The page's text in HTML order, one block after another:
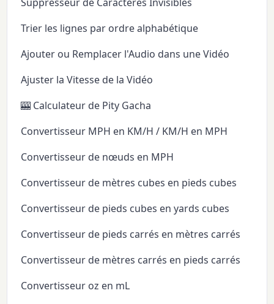
Trier les lignes par ordre alphabétique
Ajouter ou Remplacer l'Audio dans une Vidéo
Ajuster la Vitesse de la Vidéo
🎰 Calculateur de Pity Gacha
Convertisseur MPH en KM/H / KM/H en MPH
Convertisseur de nœuds en MPH
Convertisseur de mètres cubes en pieds cubes
Convertisseur de pieds cubes en yards cubes
Convertisseur de pieds carrés en mètres carrés
Convertisseur de mètres carrés en pieds carrés
Convertisseur oz en mL